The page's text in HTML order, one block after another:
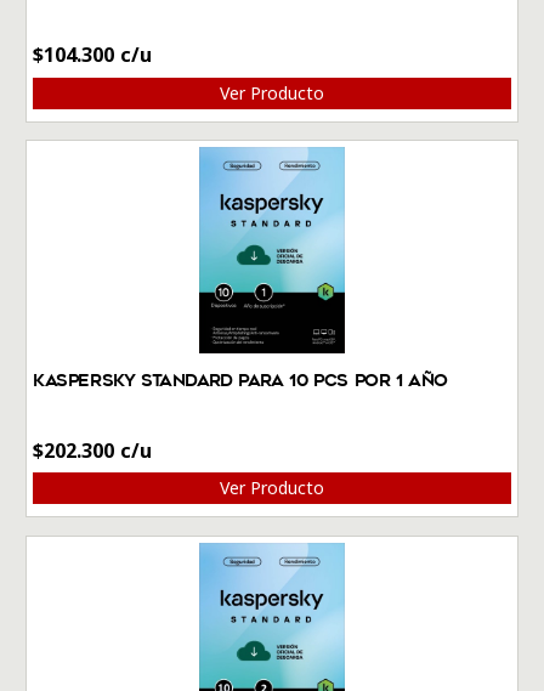
$104.300
Ver Producto
Kaspersky Standard Para 10 PCs por 1 Año
$202.300
Ver Producto